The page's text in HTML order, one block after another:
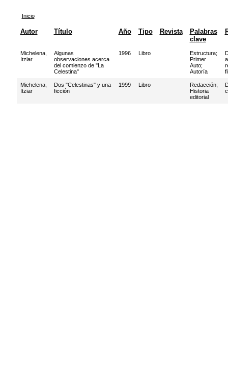
Inicio
Autor Título Año Tipo Revista
Palabras
clave
Michelena,
Itziar
Algunas
observaciones acerca
del comienzo de "La
Celestina"
1996 Libro Estructura;
Primer
Auto;
Autoría
Michelena,
Itziar
Dos "Celestinas" y una
ficción
1999 Libro Redacción;
Historia
editorial